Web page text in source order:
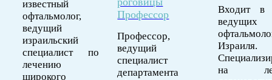
известный
офтальмолог,
ведущий
израильский
специалист по
лечению
широкого
Профессор
Профессор,
ведущий
специалист
департамента
Входит в
ведущих
Израиля.
на